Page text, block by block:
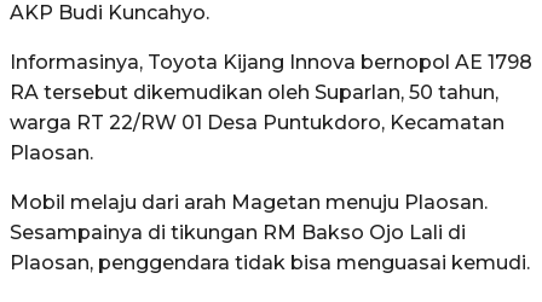
AKP Budi Kuncahyo.
Informasinya, Toyota Kijang Innova bernopol AE 1798
RA tersebut dikemudikan oleh Suparlan, 50 tahun,
warga RT 22/RW 01 Desa Puntukdoro, Kecamatan
Plaosan.
Mobil melaju dari arah Magetan menuju Plaosan.
Sesampainya di tikungan RM Bakso Ojo Lali di
Plaosan, penggendara tidak bisa menguasai kemudi.